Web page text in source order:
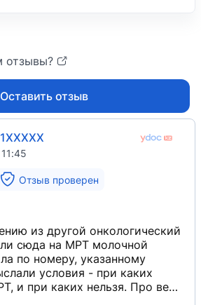
отзывы?
Оставить отзыв
Отзыв проверен
из другой онкологический
сюда на МРТ молочной
по номеру, указанному
условия - при каких
и при каких нельзя. Про вес